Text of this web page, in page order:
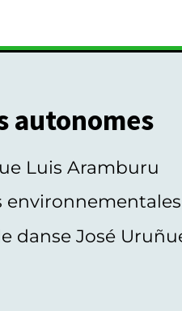
autonomes
Luis Aramburu
environnementales
danse José